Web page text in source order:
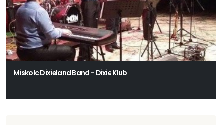
Miskolc Dixieland Band - Dixie Klub